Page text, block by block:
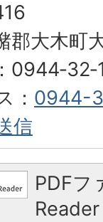
郡大木町
： 0944-
信
PDFフ